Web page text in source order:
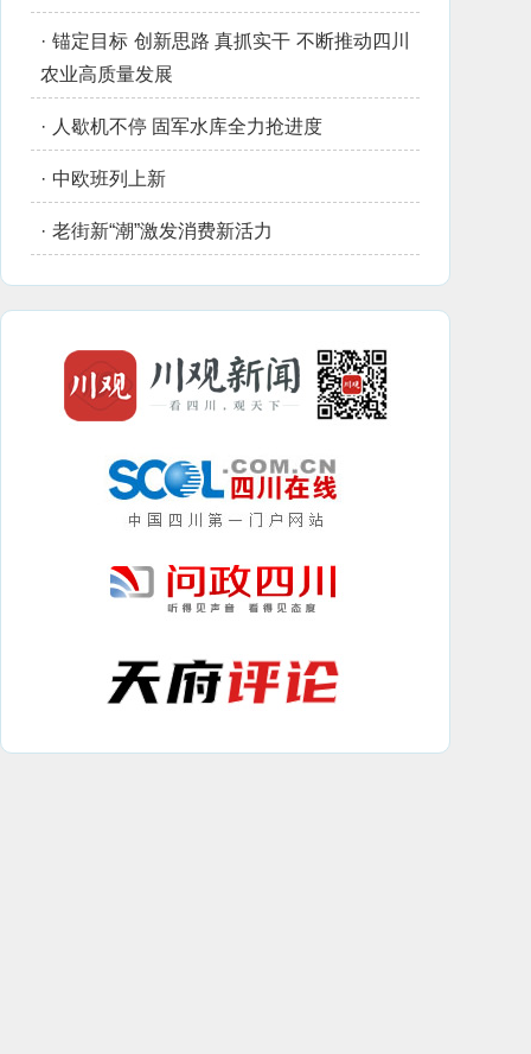
· 锚定目标 创新思路 真抓实干 不断推动四川
农业高质量发展
· 人歇机不停 固军水库全力抢进度
· 中欧班列上新
· 老街新“潮”激发消费新活力